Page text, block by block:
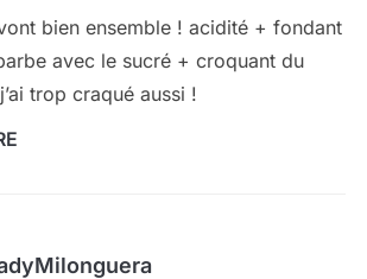
bien ensemble ! acidité + fondant
avec le sucré + croquant du
trop craqué aussi !